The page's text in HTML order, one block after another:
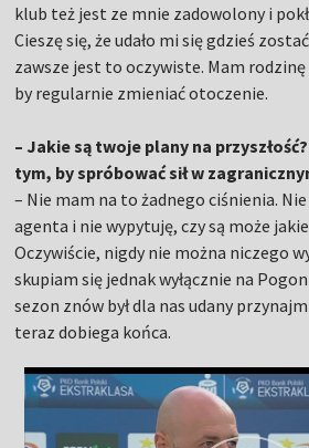
klub też jest ze mnie zadowolony i
Cieszę się, że udało mi się gdzieś zostać
zawsze jest to oczywiste. Mam
by regularnie zmieniać otoczenie.
– Jakie są twoje plany na
tym, by spróbować sił w
– Nie mam na to żadnego ciśnienia.
agenta i nie wypytuję, czy są może
Oczywiście, nigdy nie można niczego
skupiam się jednak wyłącznie na
sezon znów był dla nas udany
teraz dobiega końca.